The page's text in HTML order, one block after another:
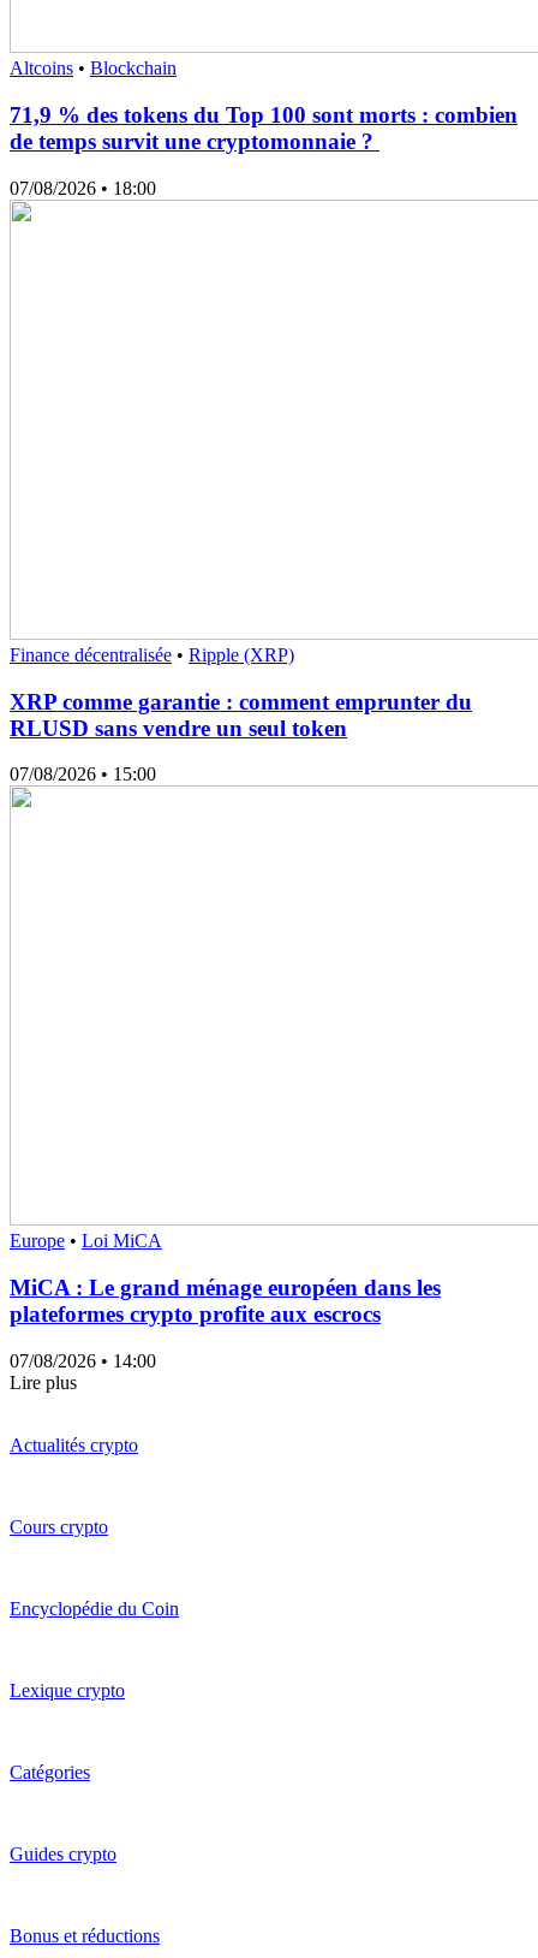
Altcoins • Blockchain
71,9 % des tokens du Top 100 sont morts : combien
de temps survit une cryptomonnaie ?
07/08/2026 • 18:00
Finance décentralisée • Ripple (XRP)
XRP comme garantie : comment emprunter du
RLUSD sans vendre un seul token
07/08/2026 • 15:00
Europe • Loi MiCA
MiCA : Le grand ménage européen dans les
plateformes crypto profite aux escrocs
07/08/2026 • 14:00
Lire plus
Actualités crypto
Cours crypto
Encyclopédie du Coin
Lexique crypto
Catégories
Guides crypto
Bonus et réductions